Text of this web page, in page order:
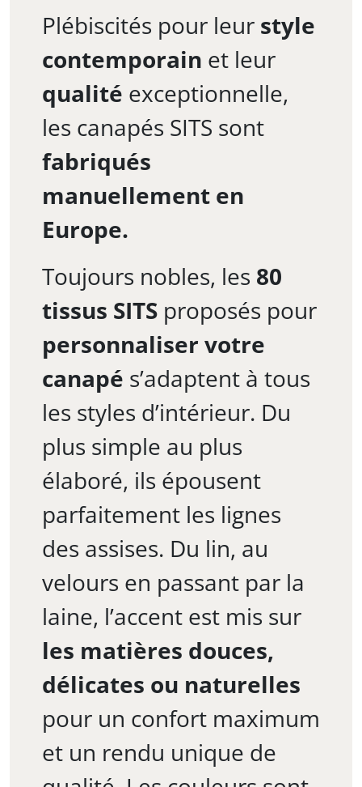
Plébiscités pour leur style
contemporain et leur
qualité exceptionnelle,
les canapés SITS sont
fabriqués
manuellement en
Europe.
Toujours nobles, les 80
tissus SITS proposés pour
personnaliser votre
canapé s’adaptent à tous
les styles d’intérieur. Du
plus simple au plus
élaboré, ils épousent
parfaitement les lignes
des assises. Du lin, au
velours en passant par la
laine, l’accent est mis sur
les matières douces,
délicates ou naturelles
pour un confort maximum
et un rendu unique de